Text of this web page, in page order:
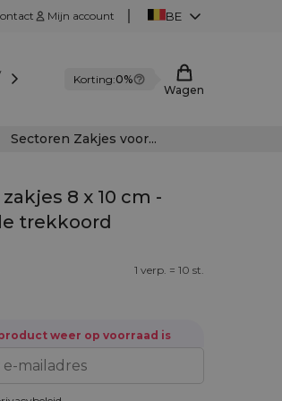
Mijn account BE
Korting:0%
Wagen
Sectoren Zakjes voor...
8 x 10 cm -
trekkoord
1 verp. = 10 st.
weer op voorraad is